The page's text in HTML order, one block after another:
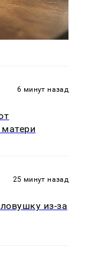
6 минут назад
25 минут назад
из-за